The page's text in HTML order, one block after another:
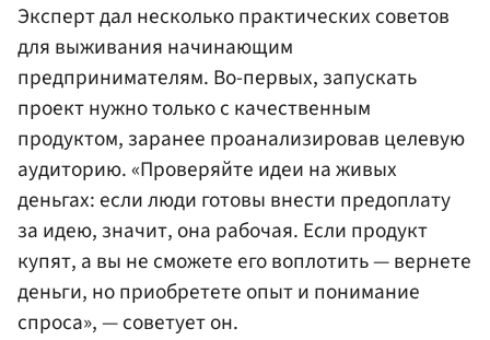
Эксперт дал несколько практических советов
для выживания начинающим
предпринимателям. Во-первых, запускать
проект нужно только с качественным
продуктом, заранее проанализировав целевую
аудиторию. «Проверяйте идеи на живых
деньгах: если люди готовы внести предоплату
за идею, значит, она рабочая. Если продукт
купят, а вы не сможете его воплотить — вернете
деньги, но приобретете опыт и понимание
спроса», — советует он.